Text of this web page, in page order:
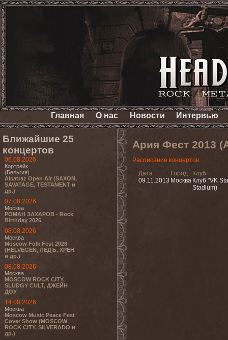
Главная О нас Новости Интервью
Ближайшие 25
концертов
06.08.2026
Кортрейк
(Бельгия)
Alcatraz Open Air (SAXON,
SAVATAGE, TESTAMENT и
др.)
07.08.2026
Москва
РОМАН ЗАХАРОВ - Rock
Birthday 2026
08.08.2026
Москва
Moscow Folk Fest 2026
(HELVEGEN, ЛЕДЪ, ХРЕН
и др.)
08.08.2026
Москва
MOSCOW ROCK CITY,
SLUDGY CULT, ДЖЕЙН
ДОУ
14.08.2026
Москва
Moscow Music Peace Fest
Cover Show (MOSCOW
ROCK CITY, SILVERADO и
др.)
Ария Фест 2013
Расписание концертов
Дата
09.11.2013
Город
Москва
Клуб
Клуб "VK
Stadium)